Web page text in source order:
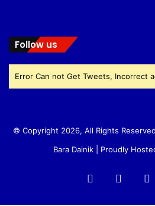
Follow us
Error Can not Get Tweets, Incorrect
© Copyright 2026, All Rights
Bara Dainik | Proudly
FacebookTwitter